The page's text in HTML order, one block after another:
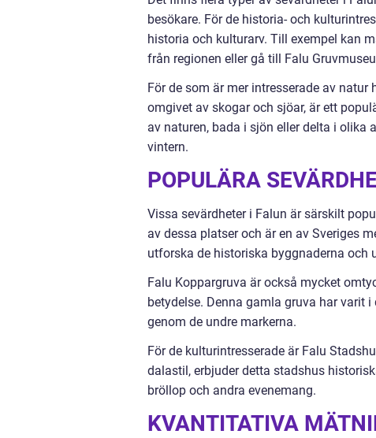
besökare. För de historia- och
historia och kulturarv. Till exempel kan
från regionen eller gå till Falu
För de som är mer intresserade av
omgivet av skogar och sjöar, är ett
av naturen, bada i sjön eller delta i olika
vintern.
POPULÄRA
Vissa sevärdheter i Falun är särskilt
av dessa platser och är en av Sveriges
utforska de historiska byggnaderna och
Falu Koppargruva är också mycket
betydelse. Denna gamla gruva har varit
genom de undre markerna.
För de kulturintresserade är Falu
dalastil, erbjuder detta stadshus
bröllop och andra evenemang.
KVANTITATIVA